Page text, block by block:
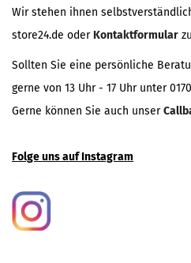
Wir stehen ihnen
store24.de oder Kontaktformular
Sollten Sie eine persönliche
gerne von 13 Uhr - 17 Uhr unter
Gerne können Sie auch unser
Folge uns auf Instagram